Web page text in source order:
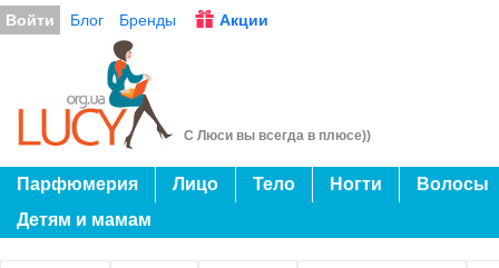
Войти Блог Бренды Акции
С Люси вы всегда в плюсе))
Парфюмерия Лицо Тело Ногти
Волосы
Детям и мамам